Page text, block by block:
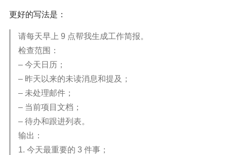
更好的写法是：
请每天早上 9 点帮我生成工作简报。
检查范围：
– 今天日历；
– 昨天以来的未读消息和提及；
– 未处理邮件；
– 当前项目文档；
– 待办和跟进列表。
输出：
1. 今天最重要的 3 件事；